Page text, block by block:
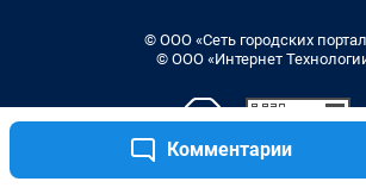
Комментарии
© ООО «Сеть городских
© ООО «Интернет